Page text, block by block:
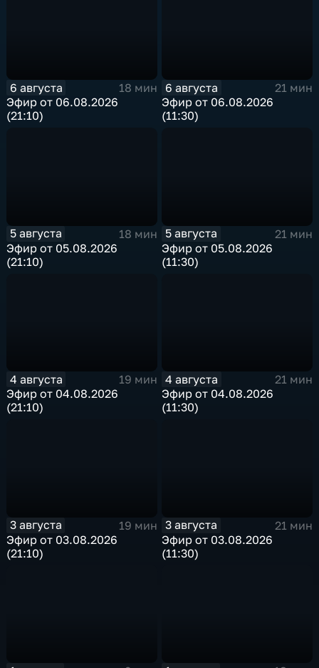
6 августа
18 мин
Эфир от 06.08.2026
(21:10)
6 августа
21 мин
Эфир от 06.08.2026
(11:30)
5 августа
18 мин
Эфир от 05.08.2026
(21:10)
5 августа
21 мин
Эфир от 05.08.2026
(11:30)
4 августа
19 мин
Эфир от 04.08.2026
(21:10)
4 августа
21 мин
Эфир от 04.08.2026
(11:30)
3 августа
19 мин
Эфир от 03.08.2026
(21:10)
3 августа
21 мин
Эфир от 03.08.2026
(11:30)